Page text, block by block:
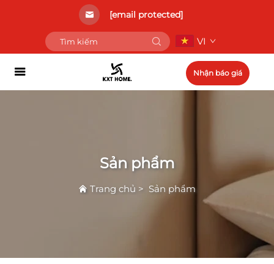
[email protected]
VI
Nhận báo giá
Sản phẩm
Trang chủ > Sản phẩm